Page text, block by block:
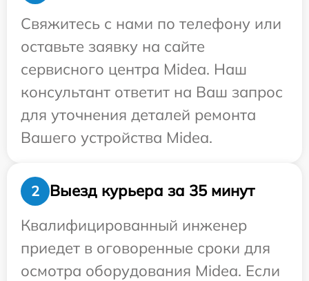
Свяжитесь с нами по телефону или
оставьте заявку на сайте
сервисного центра Midea. Наш
консультант ответит на Ваш запрос
для уточнения деталей ремонта
Вашего устройства Midea.
2
Выезд курьера за 35 минут
Квалифицированный инженер
приедет в оговоренные сроки для
осмотра оборудования Midea. Если